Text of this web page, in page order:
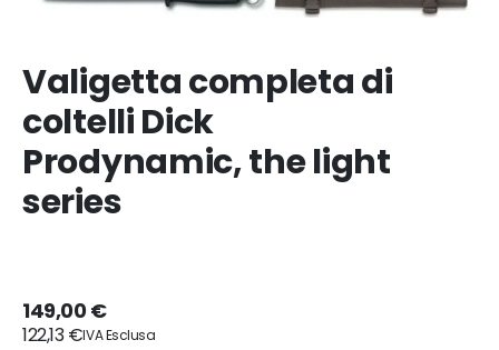
Valigetta completa di
coltelli Dick
Prodynamic, the light
series
149,00 €
122,13 €